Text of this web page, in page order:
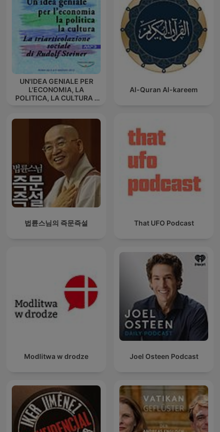
UN'IDEA GENIALE PER
L'ECONOMIA, LA
POLITICA, LA CULTURA -
Al-Quran Al-kareem
법륜스님의 즉문즉설 That UFO Podcast
Modlitwa w drodze Joel Osteen Podcast